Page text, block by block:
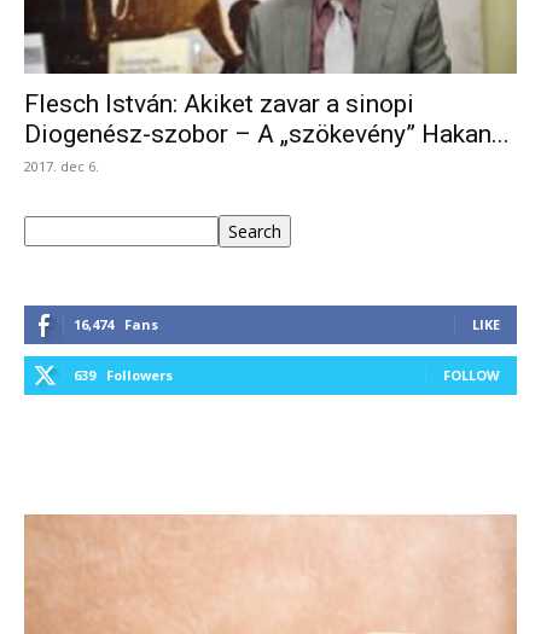
Flesch István: Akiket zavar a sinopi
Diogenész-szobor – A „szökevény” Hakan...
2017. dec 6.
Search
16,474 Fans LIKE
639 Followers FOLLOW